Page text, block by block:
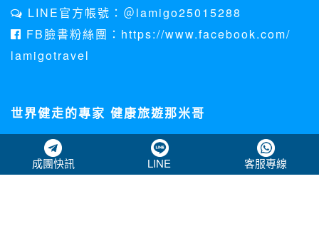
成團快訊 LINE 客服專線
LINE官方帳號：＠lamigo25015288
FB臉書粉絲團：https://www.facebook.com/
lamigotravel
世界健走的專家 健康旅遊那米哥
關於那米哥
個資法聲明